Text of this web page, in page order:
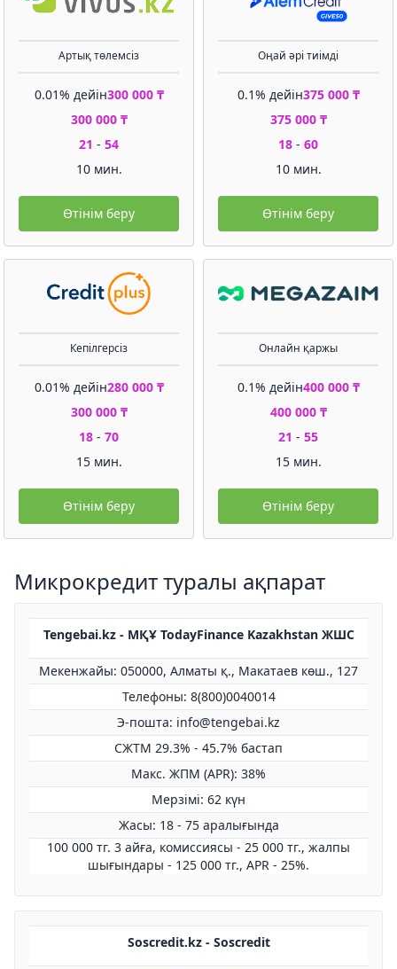
Артық төлемсіз
0.01% дейін300 000 ₸
300 000 ₸
21 - 54
10 мин.
Өтінім беру
Оңай әрі тиімді
0.1% дейін375 000 ₸
375 000 ₸
18 - 60
10 мин.
Өтінім беру
Кепілгерсіз
0.01% дейін280 000 ₸
300 000 ₸
18 - 70
15 мин.
Өтінім беру
Онлайн қаржы
0.1% дейін400 000 ₸
400 000 ₸
21 - 55
15 мин.
Өтінім беру
Микрокредит туралы ақпарат
Tengebai.kz - МҚҰ TodayFinance Kazakhstan ЖШС
Мекенжайы: 050000, Алматы қ., Макатаев көш., 127
Телефоны: 8(800)0040014
Э-пошта: info@tengebai.kz
СЖТМ 29.3% - 45.7% бастап
Макс. ЖПМ (APR): 38%
Мерзімі: 62 күн
Жасы: 18 - 75 аралығында
100 000 тг. 3 айға, комиссиясы - 25 000 тг., жалпы
шығындары - 125 000 тг., APR - 25%.
Soscredit.kz - Soscredit